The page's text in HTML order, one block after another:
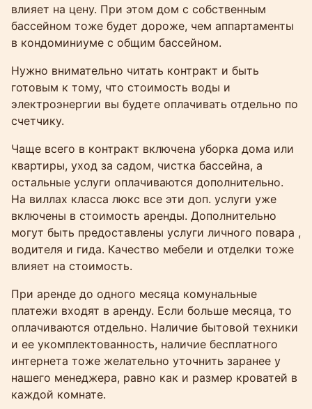
влияет на цену. При этом дом с собственным
бассейном тоже будет дороже, чем аппартаменты
в кондоминиуме с общим бассейном.
Нужно внимательно читать контракт и быть
готовым к тому, что стоимость воды и
электроэнергии вы будете оплачивать отдельно по
счетчику.
Чаще всего в контракт включена уборка дома или
квартиры, уход за садом, чистка бассейна, а
остальные услуги оплачиваются дополнительно.
На виллах класса люкс все эти доп. услуги уже
включены в стоимость аренды. Дополнительно
могут быть предоставлены услуги личного повара ,
водителя и гида. Качество мебели и отделки тоже
влияет на стоимость.
При аренде до одного месяца комунальные
платежи входят в аренду. Если больше месяца, то
оплачиваются отдельно. Наличие бытовой техники
и ее укомплектованность, наличие бесплатного
интернета тоже желательно уточнить заранее у
нашего менеджера, равно как и размер кроватей в
каждой комнате.